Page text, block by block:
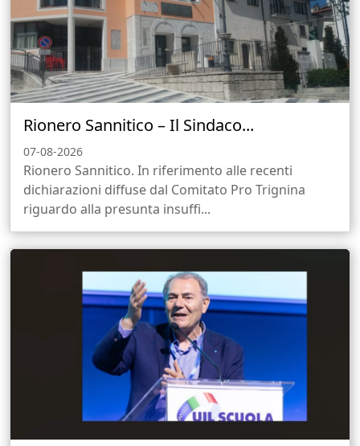
Rionero Sannitico – Il Sindaco...
07-08-2026
Rionero Sannitico. In riferimento alle recenti
dichiarazioni diffuse dal Comitato Pro Trignina
riguardo alla presunta insuffi...